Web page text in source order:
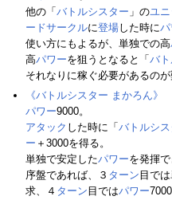
他の「 バトルシスター 」のユニ
ードサークルに登場した時にパ
使い方にもよるが、単独での高
高パワーを狙うとなると「 バ
それなりに稼ぐ必要があるのが
《バトルシスター まかろん》
パワー9000。
アタック した時に「 バトルシス
ー ＋3000を得る。
単独で安定したパワーを発揮
序盤であれば、３ ターン 目で
求、４ ターン 目ではパワー